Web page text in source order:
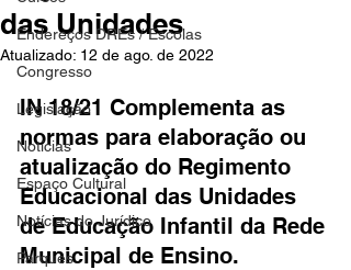
Endereços DREs / Escolas
Congresso
Legislação
Notícias
Espaço Cultural
Notícias do Jurídico
Parques
das Unidades
Atualizado: 12 de ago. de 2022
IN 18/21 Complementa as
normas para elaboração ou
atualização do Regimento
Educacional das Unidades
de Educação Infantil da Rede
Municipal de Ensino.